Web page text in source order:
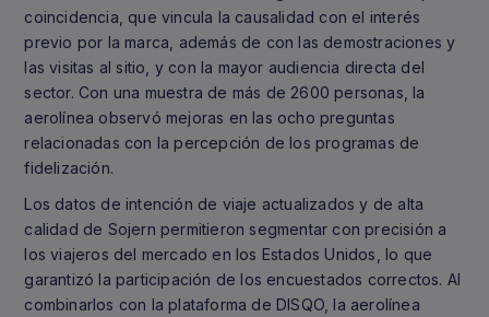
coincidencia, que vincula la causalidad con el interés
previo por la marca, además de con las demostraciones y
las visitas al sitio, y con la mayor audiencia directa del
sector. Con una muestra de más de 2600 personas, la
aerolínea observó mejoras en las ocho preguntas
relacionadas con la percepción de los programas de
fidelización.
Los datos de intención de viaje actualizados y de alta
calidad de Sojern permitieron segmentar con precisión a
los viajeros del mercado en los Estados Unidos, lo que
garantizó la participación de los encuestados correctos. Al
combinarlos con la plataforma de DISQO, la aerolínea